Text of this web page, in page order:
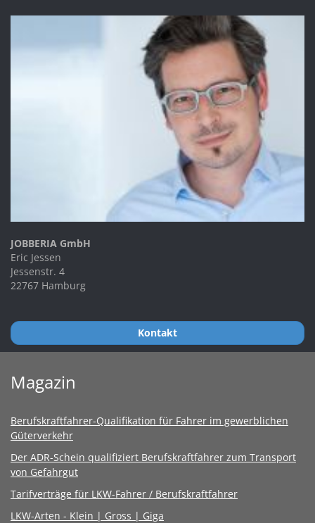
JOBBERIA GmbH
Eric Jessen
Jessenstr. 4
22767 Hamburg
Kontakt
Magazin
Berufskraftfahrer-Qualifikation für Fahrer im gewerblichen
Güterverkehr
Der ADR-Schein qualifiziert Berufskraftfahrer zum Transport
von Gefahrgut
Tarifverträge für LKW-Fahrer / Berufskraftfahrer
LKW-Arten - Klein | Gross | Giga